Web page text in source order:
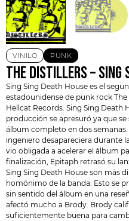
VINILO PUNK
THE DISTILLERS – SING
Sing Sing Death House es el
estadounidense de punk rock
Hellcat Records. Sing Sing Death
producción se apresuró ya que
álbum completo en dos
ingeniero desapareciera durante
vio obligada a acelerar el álbum
finalización, Epitaph retrasó su
Sing Sing Death House son más
homónimo de la banda. Esto se
sin sentido del álbum en una
afectó mucho a Brody. Brody
suficientemente buena para